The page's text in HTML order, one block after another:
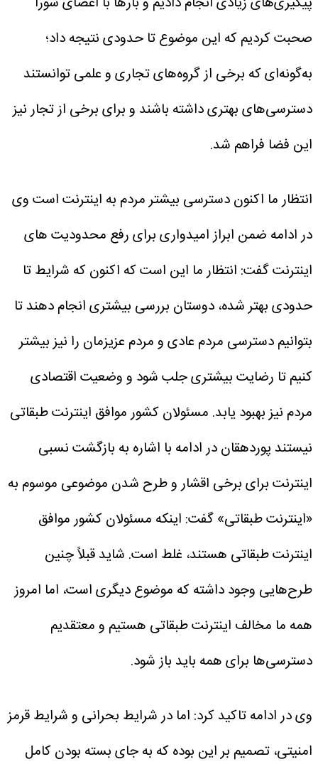
صحبت کردیم که این موضوع تا حدودی نتیجه داد؛
به‌گونه‌ای که برخی از گروه‌های تجاری و علمی توانستند
دسترسی‌های بهتری داشته باشند و برای برخی از تجار نیز
این فضا فراهم شد.
انتظار ما اکنون دسترسی بیشتر مردم به اینترنت استوی
در ادامه ضمن ابراز امیدواری برای رفع محدودیت های
اینترنت گفت: انتظار ما این است که اکنون که شرایط تا
حدودی بهتر شده، دوستان بررسی بیشتری انجام دهند تا
بتوانیم دسترسی مردم عادی و مردم عزیزمان را نیز بیشتر
کنیم تا رضایت بیشتری جلب شود و وضعیت اقتصادی
مردم نیز بهبود یابد. مسئولان کشور موافق اینترنت طبقاتی
نیستندپوردهقان در ادامه با اشاره به بازگشت نسبی
اینترنت برای برخی اقشار و طرح شدن موضوعی موسوم به
«اینترنت طبقاتی» گفت: اینکه مسئولان کشور موافق
اینترنت طبقاتی هستند، غلط است. شاید قبلاً چنین
طرح‌هایی وجود داشته که موضوع دیگری است، اما امروز
همه ما مخالف اینترنت طبقاتی هستیم و معتقدیم
دسترسی‌ها برای همه باید باز شود.
وی در ادامه تاکید کرد: اما در شرایط بحرانی و شرایط قرمز
امنیتی، تصمیم بر این بوده که به جای بسته بودن کامل